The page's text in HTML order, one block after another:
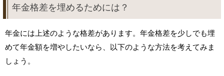
年金格差を埋めるためには？
年金には上述のような格差があります。年金格差を少しでも埋
めて年金額を増やしたいなら、以下のような方法を考えてみま
しょう。